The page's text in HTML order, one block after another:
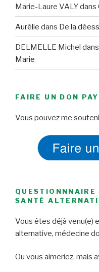
Marie-Laure VALYdans
Aurélie dans De la
DELMELLE Michel dans
Marie
FAIRE UN DON
Vous pouvez me
QUESTIONNNAIRE
SANTÉ
Vous êtes déjà venu(e)
alternative, médecine
Ou vous aimeriez, mais